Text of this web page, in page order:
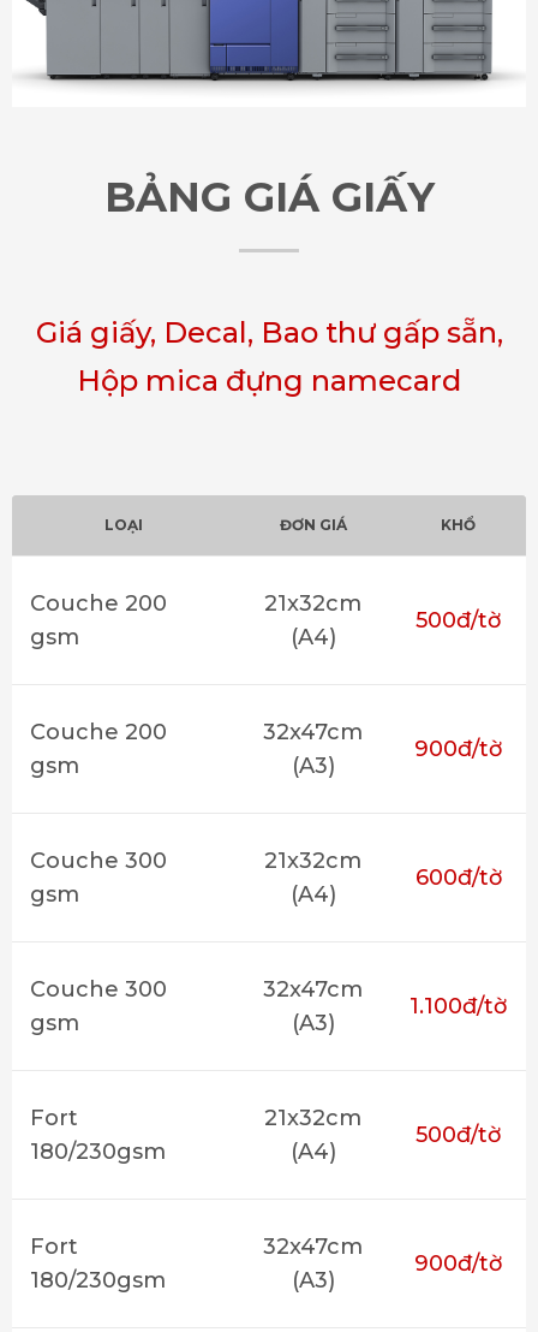
BẢNG GIÁ GIẤY
Giá giấy, Decal, Bao thư gấp sẵn,
Hộp mica đựng namecard
LOẠI ĐƠN GIÁ KHỔ
Couche 200
gsm
21x32cm
(A4)
500đ/tờ
Couche 200
gsm
32x47cm
(A3)
900đ/tờ
Couche 300
gsm
21x32cm
(A4)
600đ/tờ
Couche 300
gsm
32x47cm
(A3)
1.100đ/tờ
Fort
180/230gsm
21x32cm
(A4)
500đ/tờ
Fort
180/230gsm
32x47cm
(A3)
900đ/tờ